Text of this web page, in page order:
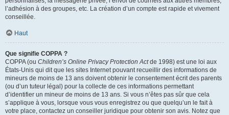
l’adhésion à des groupes, etc. La création d’un compte est rapide et vivement
conseillée.
Haut
Que signifie COPPA ?
COPPA (ou Children’s Online Privacy Protection Actde 1998) est une loi aux
États-Unis qui dit que les sites Internet pouvant recueillir des informations de
mineurs de moins de 13 ans doivent obtenir le consentement écrit des parents
(ou d’un tuteur légal) pour la collecte de ces informations permettant
d’identifier un mineur de moins de 13 ans. Si vous n’êtes pas sûr que cela
s’applique à vous, lorsque vous vous enregistrez ou que quelqu’un le fait à
votre place, contactez un conseiller juridique pour obtenir son avis. Notez que